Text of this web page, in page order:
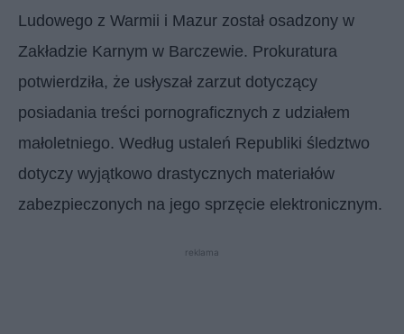
Ludowego z Warmii i Mazur został osadzony w
Zakładzie Karnym w Barczewie. Prokuratura
potwierdziła, że usłyszał zarzut dotyczący
posiadania treści pornograficznych z udziałem
małoletniego. Według ustaleń Republiki śledztwo
dotyczy wyjątkowo drastycznych materiałów
zabezpieczonych na jego sprzęcie elektronicznym.
reklama